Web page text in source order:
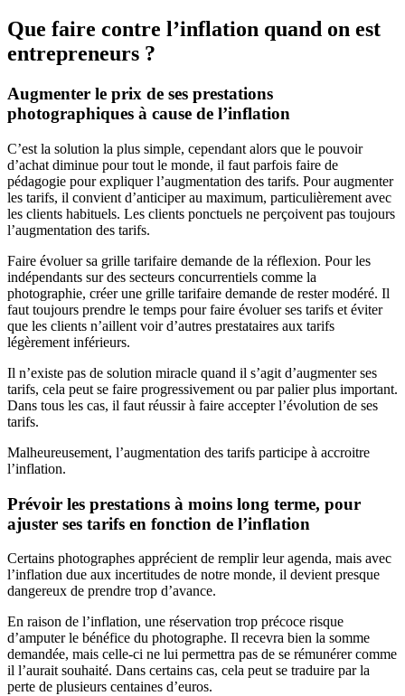
Que faire contre l’inflation quand on est
entrepreneurs ?
Augmenter le prix de ses prestations
photographiques à cause de l’inflation
C’est la solution la plus simple, cependant alors que le pouvoir
d’achat diminue pour tout le monde, il faut parfois faire de
pédagogie pour expliquer l’augmentation des tarifs. Pour augmenter
les tarifs, il convient d’anticiper au maximum, particulièrement avec
les clients habituels. Les clients ponctuels ne perçoivent pas toujours
l’augmentation des tarifs.
Faire évoluer sa grille tarifaire demande de la réflexion. Pour les
indépendants sur des secteurs concurrentiels comme la
photographie, créer une grille tarifaire demande de rester modéré. Il
faut toujours prendre le temps pour faire évoluer ses tarifs et éviter
que les clients n’aillent voir d’autres prestataires aux tarifs
légèrement inférieurs.
Il n’existe pas de solution miracle quand il s’agit d’augmenter ses
tarifs, cela peut se faire progressivement ou par palier plus important.
Dans tous les cas, il faut réussir à faire accepter l’évolution de ses
tarifs.
Malheureusement, l’augmentation des tarifs participe à accroitre
l’inflation.
Prévoir les prestations à moins long terme, pour
ajuster ses tarifs en fonction de l’inflation
Certains photographes apprécient de remplir leur agenda, mais avec
l’inflation due aux incertitudes de notre monde, il devient presque
dangereux de prendre trop d’avance.
En raison de l’inflation, une réservation trop précoce risque
d’amputer le bénéfice du photographe. Il recevra bien la somme
demandée, mais celle-ci ne lui permettra pas de se rémunérer comme
il l’aurait souhaité. Dans certains cas, cela peut se traduire par la
perte de plusieurs centaines d’euros.